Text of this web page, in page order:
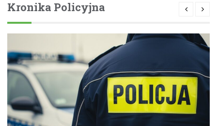
Kronika Policyjna